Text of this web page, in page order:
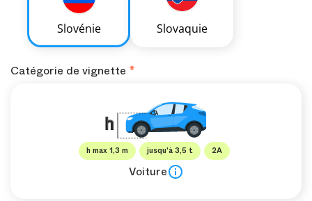
Slovénie Slovaquie
Catégorie de vignette
h max 1,3 m jusqu'à 3,5 t 2A
Voiture